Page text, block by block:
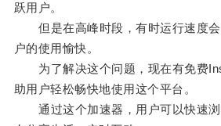
跃用户。
但是在高峰时段，有时运行速度会
户的使用愉快。
为了解决这个问题，现在有免费
助用户轻松畅快地使用这个平台。
通过这个加速器，用户可以快速浏